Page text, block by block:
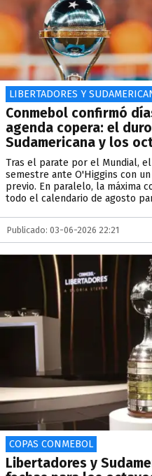
LIBERTADORES Y
Conmebol confirmó
agenda copera: el
Sudamericana y los
Tras el parate por el Mundial,
semestre ante O'Higgins con
previo. En paralelo, la máxima
todo el calendario de agosto
Publicado: 03-06-2026 22:21
COPAS CONMEBOL
Libertadores y